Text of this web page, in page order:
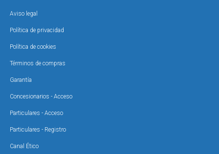
Aviso legal
Política de privacidad
Política de cookies
Términos de compras
Garantía
Concesionarios - Acceso
Particulares - Acceso
Particulares - Registro
Canal Ético